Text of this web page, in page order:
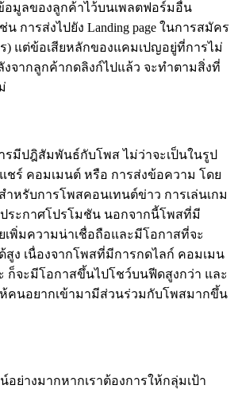
อมูลของลูกค้าไว้บนเพลตฟอร์มอื่น
น การส่งไปยัง Landing page ในการสมัคร
ร) แต่ข้อเสียหลักของแคมเปญอยู่ที่การไม่
จากลูกค้ากดลิงก์ไปแล้ว จะทำตามสิ่งที่
รมีปฎิสัมพันธ์กับโพส ไม่ว่าจะเป็นในรูป
ชร์ คอมเมนต์ หรือ การส่งข้อความ โดย
ำหรับการโพสคอนเทนต์ข่าว การเล่นเกม
ระกาศโปรโมชัน นอกจากนี้โพสที่มี
ยเพิ่มความน่าเชื่อถือและมีโอกาสที่จะ
สูง เนื่องจากโพสที่มีการกดไลก์ คอมเมน
ก็จะมีโอกาสขึ้นไปโชว์บนฟีดสูงกว่า และ
ห้คนอยากเข้ามามีส่วนร่วมกับโพสมากขึ้น
ย่างมากหากเราต้องการให้กลุ่มเป้า